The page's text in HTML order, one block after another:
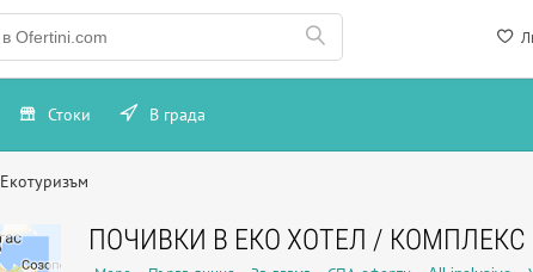
Стоки В града
Екотуризъм
ПОЧИВКИ В ЕКО ХОТЕЛ / КОМПЛЕКС